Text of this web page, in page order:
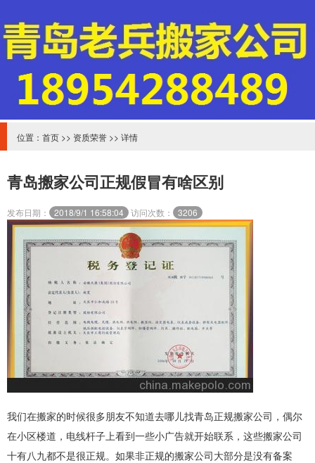
位置： 首页 >> 资质荣誉 >> 详情
青岛搬家公司正规假冒有啥区别
发布日期： 2018/9/1 16:58:04 访问次数： 3206
我们在搬家的时候很多朋友不知道去哪儿找青岛正规搬家公司，偶尔
在小区楼道，电线杆子上看到一些小广告就开始联系，这些搬家公司
十有八九都不是很正规。如果非正规的搬家公司大部分是没有备案